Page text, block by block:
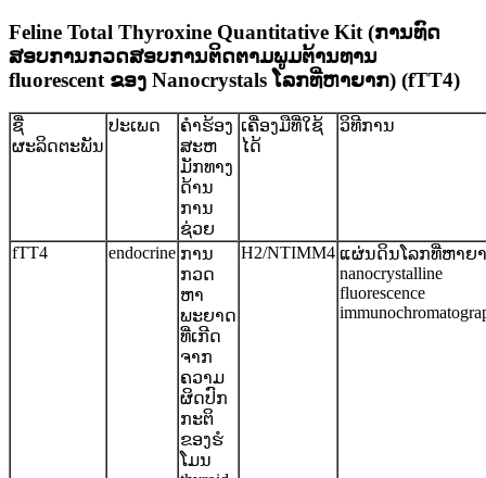
Feline Total Thyroxine Quantitative Kit (ການ​ທົດ​
ສອບ​ການ​ກວດ​ສອບ​ການ​ຕິດ​ຕາມ​ພູມ​ຕ້ານ​ທານ
fluorescent ຂອງ Nanocrystals ໂລກ​ທີ່​ຫາ​ຍາກ​) (fTT4​)
ຊື່
ຜະລິດຕະພັນ
ປະເພດ
ຄໍາຮ້ອງ
ສະຫ
ມັກທາງ
ດ້ານ
ການ
ຊ່ວຍ
ເຄື່ອງມືທີ່ໃຊ້
ໄດ້
ວິທີການ
fTT4 endocrine ການ
ກວດ
ຫາ
ພະຍາດ
ທີ່ເກີດ
ຈາກ
ຄວາມ
ຜິດປົກ
ກະຕິ
ຂອງຮໍ
ໂມນ
H2/NTIMM4 ແຜ່ນດິນໂລກທີ່ຫາຍ
nanocrystalline
fluorescence